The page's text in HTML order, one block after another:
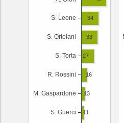
S. Guerci
M. Gaspardone
R. Rossini
S. Torta
S. Ortolani
S. Leone
11
13
16
27
33
34